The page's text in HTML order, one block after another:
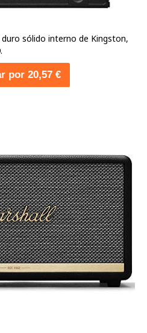
sólido interno de Kingston,
por 20,57 €